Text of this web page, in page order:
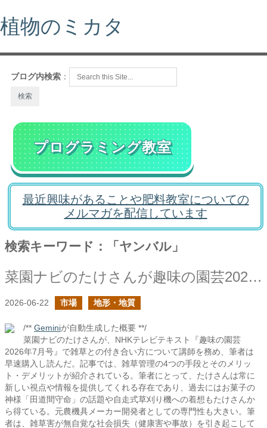
植物のミカタ
ブログ内検索 ：
プログラミング教室
最近興味があることや肥料教室についての
メルマガを配信しています
検索キーワード：「ヤンバル」
菜園ナビのたけさんが趣味の園芸2026年7月号の企画で講師をされていたので購入した
2026-06-22 市場 地形・地質
/** Geminiが自動生成した概要 **/
菜園ナビのたけさんが、NHKテレビテキスト『趣味の園芸
2026年7月号』で雑草との付き合い方について講師を務め、筆者は
早速購入し読んだ。記事では、雑草管理の4つの手段とそのメリッ
ト・デメリットが紹介されている。筆者にとって、たけさんは常に
新しい視点や情報を提供してくれる存在であり、過去にはお菓子の
神様「田道間守命」の話題や自走式草刈り機への着想もたけさんか
ら得ている。元農機具メーカー開発者としての専門性も大きい。筆
者は、雑草害が無自覚な社会損失（健康害や事故）を引き起こして